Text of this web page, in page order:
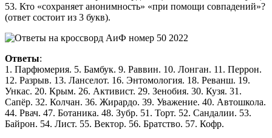
53. Кто «сохраняет анонимность» «при помощи совпадений»?
(ответ состоит из 3 букв).
Ответы:
1. Парфюмерия. 5. Бамбук. 9. Раввин. 10. Лонган. 11. Перрон.
12. Разрыв. 13. Ланселот. 16. Энтомология. 18. Реванш. 19.
Ункас. 20. Крым. 26. Активист. 29. Зенобия. 30. Кузя. 31.
Сапёр. 32. Колчан. 36. Жирардо. 39. Уважение. 40. Автошкола.
44. Рвач. 47. Ботаника. 48. Зубр. 51. Торт. 52. Сандалии. 53.
Байрон. 54. Лист. 55. Вектор. 56. Братство. 57. Кофр.